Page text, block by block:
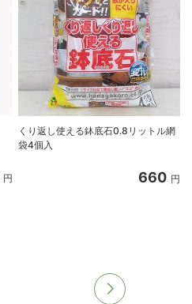
円
くり返し使える鉢底石0.8リットル網
袋4個入
660 円